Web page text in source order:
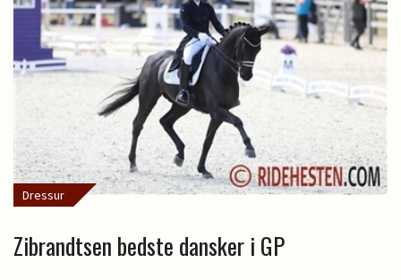
Dressur
Zibrandtsen bedste dansker i GP